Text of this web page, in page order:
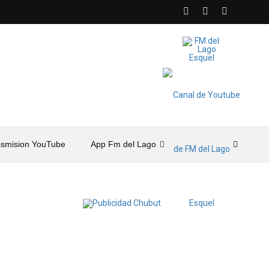
YouTube App Fm del Lago